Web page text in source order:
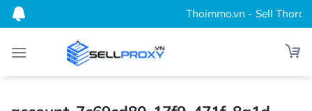
Bỏ
qua
dung
Thoimmo.vn - Sell